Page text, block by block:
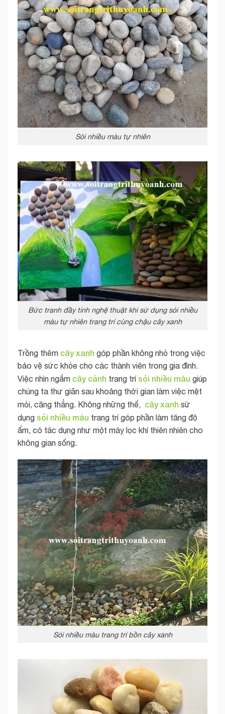
Sỏi nhiều màu tự nhiên
Bức tranh đầy tính nghệ thuật khi sử dụng sỏi nhiều
màu tự nhiên trang trí cùng chậu cây xanh
Trồng thêm cây xanh góp phần không nhỏ trong việc
bảo vệ sức khỏe cho các thành viên trong gia đình.
Việc nhìn ngắm cây cảnh trang trí sỏi nhiều màu giúp
chúng ta thư giãn sau khoảng thời gian làm việc mệt
mỏi, căng thẳng. Không những thế, cây xanh sử
dụng sỏi nhiều màu trang trí góp phần làm tăng độ
ẩm, có tác dụng như một máy lọc khí thiên nhiên cho
không gian sống.
Sỏi nhiều màu trang trí bồn cây xanh